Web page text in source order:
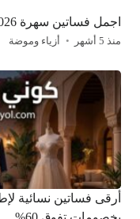
اجمل فساتين سهرة 2026 موديلات فساتين سهرة موضة 2026
منذ 5 أشهر أزياء وموضة
أرقى فساتين نسائية